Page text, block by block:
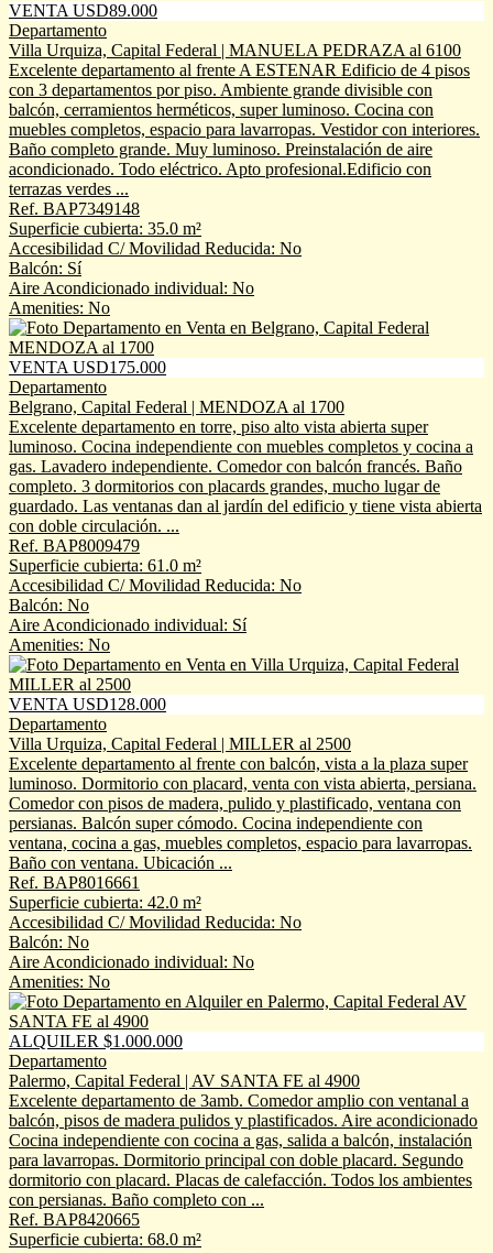
VENTA USD89.000
Departamento
Villa Urquiza, Capital Federal | MANUELA PEDRAZA al 6100
Excelente departamento al frente A ESTENAR Edificio de 4 pisos
con 3 departamentos por piso. Ambiente grande divisible con
balcón, cerramientos herméticos, super luminoso. Cocina con
muebles completos, espacio para lavarropas. Vestidor con interiores.
Baño completo grande. Muy luminoso. Preinstalación de aire
acondicionado. Todo eléctrico. Apto profesional.Edificio con
terrazas verdes ...
Ref. BAP7349148
Superficie cubierta: 35.0 m²
Accesibilidad C/ Movilidad Reducida: No
Balcón: Sí
Aire Acondicionado individual: No
Amenities: No
VENTA USD175.000
Departamento
Belgrano, Capital Federal | MENDOZA al 1700
Excelente departamento en torre, piso alto vista abierta super
luminoso. Cocina independiente con muebles completos y cocina a
gas. Lavadero independiente. Comedor con balcón francés. Baño
completo. 3 dormitorios con placards grandes, mucho lugar de
guardado. Las ventanas dan al jardín del edificio y tiene vista abierta
con doble circulación. ...
Ref. BAP8009479
Superficie cubierta: 61.0 m²
Accesibilidad C/ Movilidad Reducida: No
Balcón: No
Aire Acondicionado individual: Sí
Amenities: No
VENTA USD128.000
Departamento
Villa Urquiza, Capital Federal | MILLER al 2500
Excelente departamento al frente con balcón, vista a la plaza super
luminoso. Dormitorio con placard, venta con vista abierta, persiana.
Comedor con pisos de madera, pulido y plastificado, ventana con
persianas. Balcón super cómodo. Cocina independiente con
ventana, cocina a gas, muebles completos, espacio para lavarropas.
Baño con ventana. Ubicación ...
Ref. BAP8016661
Superficie cubierta: 42.0 m²
Accesibilidad C/ Movilidad Reducida: No
Balcón: No
Aire Acondicionado individual: No
Amenities: No
ALQUILER $1.000.000
Departamento
Palermo, Capital Federal | AV SANTA FE al 4900
Excelente departamento de 3amb. Comedor amplio con ventanal a
balcón, pisos de madera pulidos y plastificados. Aire acondicionado
Cocina independiente con cocina a gas, salida a balcón, instalación
para lavarropas. Dormitorio principal con doble placard. Segundo
dormitorio con placard. Placas de calefacción. Todos los ambientes
con persianas. Baño completo con ...
Ref. BAP8420665
Superficie cubierta: 68.0 m²